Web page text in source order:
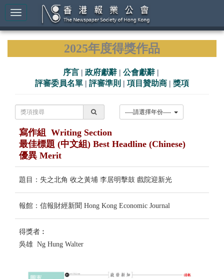
2025年度得獎作品
序言 | 政府獻辭 | 公會獻辭 |
評審委員名單 | 評審準則 | 項目贊助商 | 獎項
寫作組 Writing Section
最佳標題 (中文組) Best Headline (Chinese)
優異 Merit
題目：失之北角 收之黃埔 李居明擊鼓 戲院迎新光
報館：信報財經新聞 Hong Kong Economic Journal
得獎者︰
吳雄 Ng Hung Walter